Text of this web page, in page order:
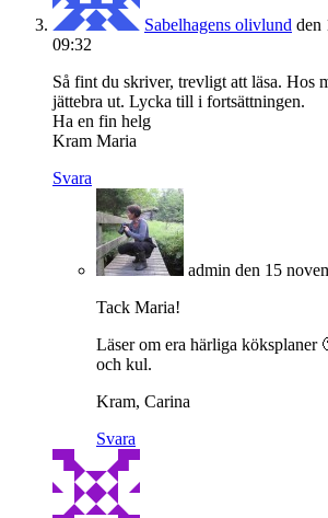
Sabelhagens olivlund den
09:32
Så fint du skriver, trevligt att läsa. Hos
jättebra ut. Lycka till i fortsättningen.
Ha en fin helg
Kram Maria
Svara
admin den 15
Tack Maria!
Läser om era härliga köksplaner
och kul.
Kram, Carina
Svara